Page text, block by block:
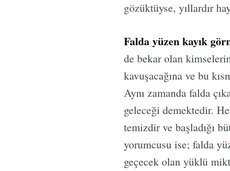
gözüktüyse, yıllardır
Falda yüzen kayık
de bekar olan
kavuşacağına ve bu
Aynı zamanda falda
geleceği demektedir.
temizdir ve başladığı
yorumcusu ise; falda
geçecek olan yüklü